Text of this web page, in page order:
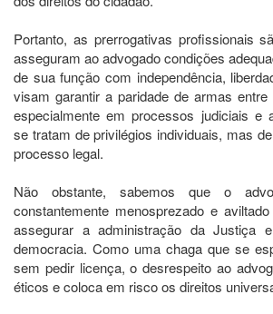
Portanto, as prerrogativas profissionais
asseguram ao advogado condições
de sua função com independência,
visam garantir a paridade de armas
especialmente em processos judiciais e
se tratam de privilégios individuais, mas
processo legal.
Não
obstante, sabemos que o
constantemente menosprezado e
assegurar a administração da Justiça
democracia. Como uma chaga que se
sem pedir licença, o desrespeito ao
éticos e coloca em risco os direitos